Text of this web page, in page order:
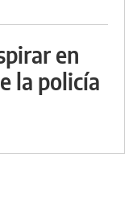
en
la policía